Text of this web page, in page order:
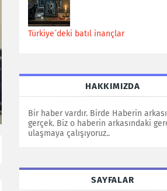
Türkiye´deki batıl inançlar
HAKKIMIZDA
Bir haber vardır. Birde Haberin
gerçek. Biz o haberin arkasındaki
ulaşmaya çalışıyoruz..
SAYFALAR